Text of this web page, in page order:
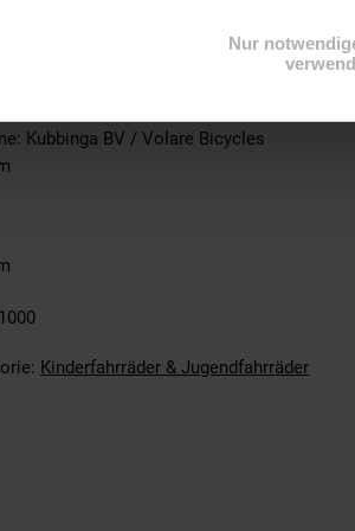
Nur
Kubbinga BV / Volare Bicycles
Kinderfahrräder & Jugendfahrräder